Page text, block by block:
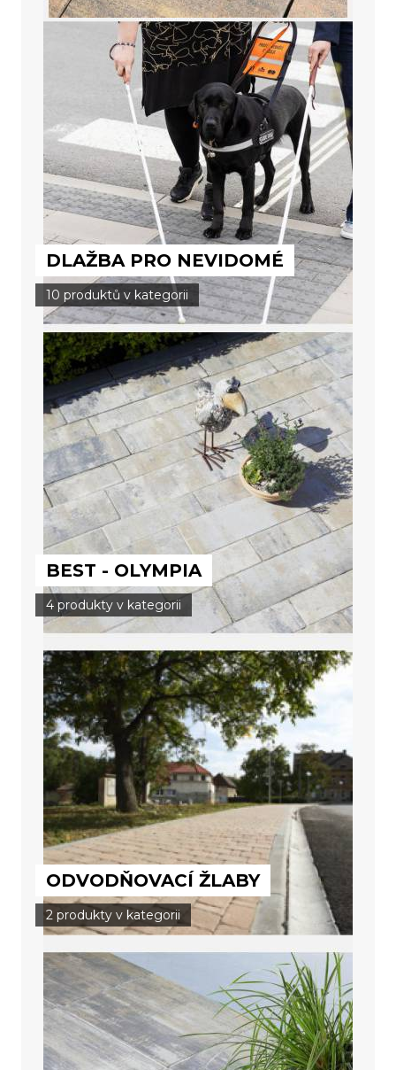
DLAŽBA PRO NEVIDOMÉ
10 produktů v kategorii
BEST - OLYMPIA
4 produkty v kategorii
ODVODŇOVACÍ ŽLABY
2 produkty v kategorii